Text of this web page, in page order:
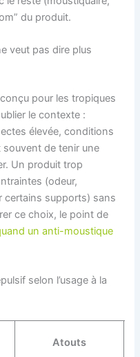
du produit.
veut pas dire plus
pour les tropiques
le contexte :
élevée, conditions
souvent de tenir une
Un produit trop
(odeur,
certains supports) sans
ce choix, le point de
un anti-moustique
selon l’usage à la
Atouts